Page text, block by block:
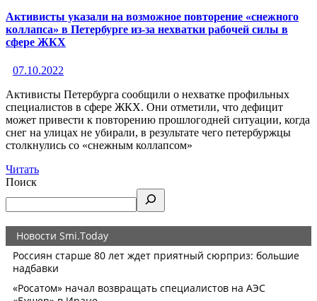
Активисты указали на возможное повторение «снежного
коллапса» в Петербурге из-за нехватки рабочей силы в
сфере ЖКХ
07.10.2022
Активисты Петербурга сообщили о нехватке профильных
специалистов в сфере ЖКХ. Они отметили, что дефицит
может привести к повторению прошлогодней ситуации, когда
снег на улицах не убирали, в результате чего петербуржцы
столкнулись со «снежным коллапсом»
Читать
Поиск